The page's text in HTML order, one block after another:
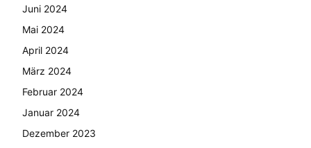
Juni 2024
Mai 2024
April 2024
März 2024
Februar 2024
Januar 2024
Dezember 2023